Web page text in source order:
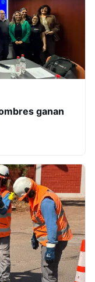
ganan